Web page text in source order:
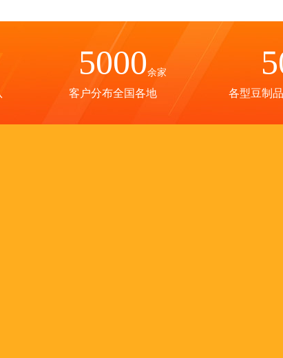
5000余家
客户分布全国各地 各型豆制